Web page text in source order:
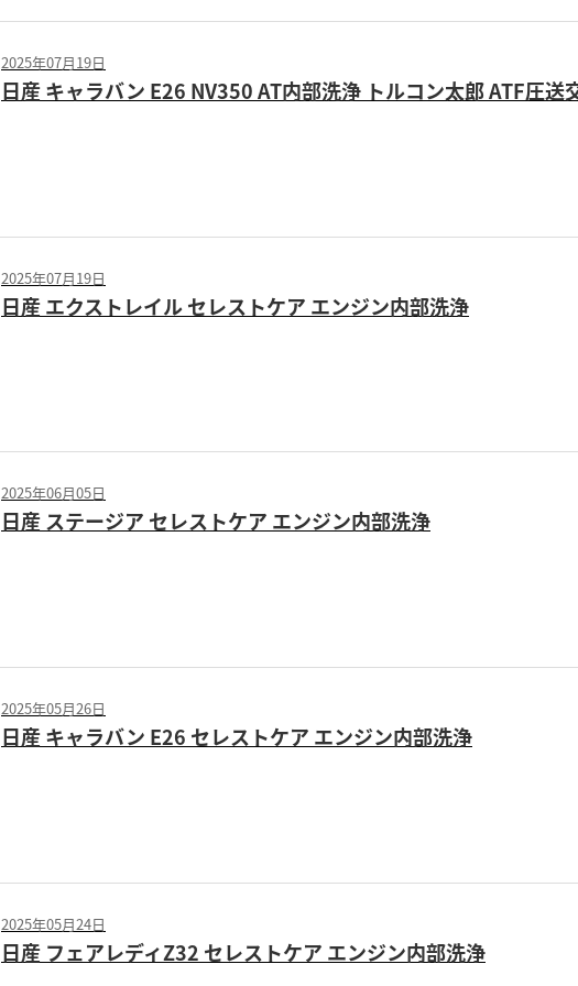
2025年07月19日
日産 キャラバン E26 NV350 AT内部洗浄 トルコン太郎 ATF圧送
2025年07月19日
日産 エクストレイル セレストケア エンジン内部洗浄
2025年06月05日
日産 ステージア セレストケア エンジン内部洗浄
2025年05月26日
日産 キャラバン E26 セレストケア エンジン内部洗浄
2025年05月24日
日産 フェアレディZ32 セレストケア エンジン内部洗浄